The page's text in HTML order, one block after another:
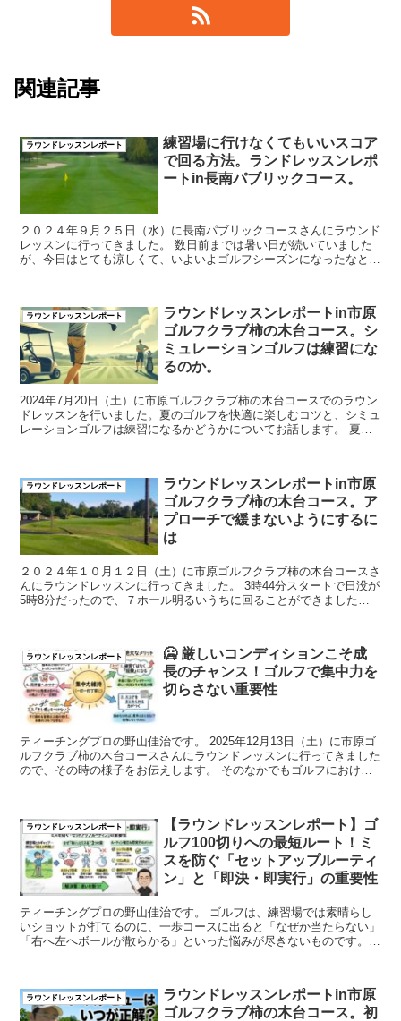
関連記事
ラウンドレッスンレポート
練習場に行けなくてもいいスコア
で回る方法。ランドレッスンレポ
ートin長南パブリックコース。
２０２４年９月２５日（水）に長南パブリックコースさんにラウンド
レッスンに行ってきました。 数日前までは暑い日が続いていました
が、今日はとても涼しくて、いよいよゴルフシーズンになったなと感
ラウンドレッスンレポート
ラウンドレッスンレポートin市原
ゴルフクラブ柿の木台コース。シ
ミュレーションゴルフは練習にな
るのか。
2024年7月20日（土）に市原ゴルフクラブ柿の木台コースでのラウン
ドレッスンを行いました。夏のゴルフを快適に楽しむコツと、シミュ
レーションゴルフは練習になるかどうかについてお話します。 夏の
ラウンドレッスンレポート
ラウンドレッスンレポートin市原
ゴルフクラブ柿の木台コース。ア
プローチで緩まないようにするに
は
２０２４年１０月１２日（土）に市原ゴルフクラブ柿の木台コースさ
んにラウンドレッスンに行ってきました。 3時44分スタートで日没が
5時8分だったので、７ホール明るいうちに回ることができました。
ラウンドレッスンレポート
🥶 厳しいコンディションこそ成
長のチャンス！ゴルフで集中力を
切らさない重要性
ティーチングプロの野山佳治です。 2025年12月13日（土）に市原ゴ
ルフクラブ柿の木台コースさんにラウンドレッスンに行ってきました
ので、その時の様子をお伝えします。 そのなかでもゴルフにおける
ラウンドレッスンレポート
【ラウンドレッスンレポート】ゴ
ルフ100切りへの最短ルート！ミ
スを防ぐ「セットアップルーティ
ン」と「即決・即実行」の重要性
ティーチングプロの野山佳治です。 ゴルフは、練習場では素晴らし
いショットが打てるのに、一歩コースに出ると「なぜか当たらない」
「右へ左へボールが散らかる」といった悩みが尽きないものです。特
ラウンドレッスンレポート
ラウンドレッスンレポートin市原
ゴルフクラブ柿の木台コース。初